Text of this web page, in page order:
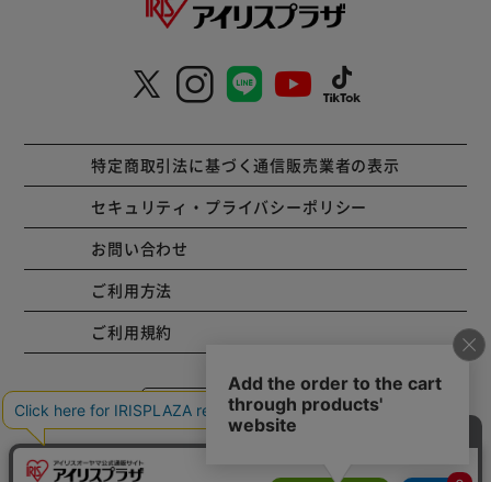
特定商取引法に基づく通信販売業者の表示
セキュリティ・プライバシーポリシー
お問い合わせ
ご利用方法
ご利用規約
コーポレートサイト